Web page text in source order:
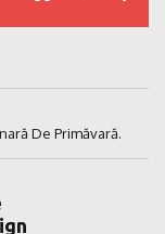
De Primăvară.